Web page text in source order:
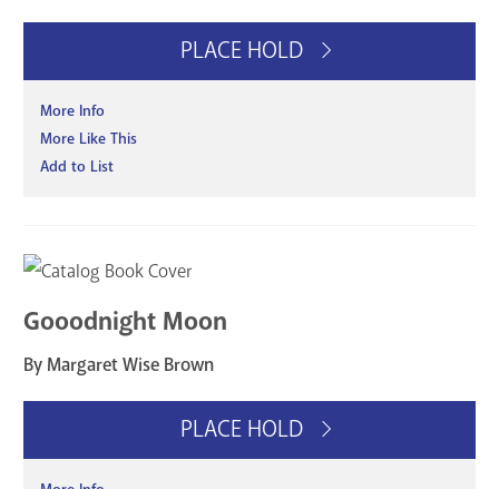
PLACE HOLD
More Info
More Like This
Add to List
Gooodnight Moon
By Margaret Wise Brown
PLACE HOLD